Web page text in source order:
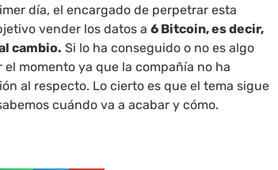
día, el encargado de perpetrar esta
vender los datos a6 Bitcoin, es decir,
cambio. Si lo ha conseguido o no es algo
momento ya que la compañía no ha
al respecto. Lo cierto es que el tema sigue
cuándo va a acabar y cómo.